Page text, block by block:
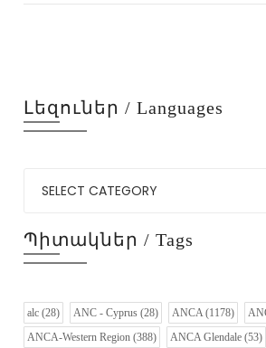
Լեզուներ / Languages
Պիտակներ / Tags
alc (28) ANC - Cyprus (28) ANCA(1178)
ANCA-Western Region (388) ANCA Glendale (53)